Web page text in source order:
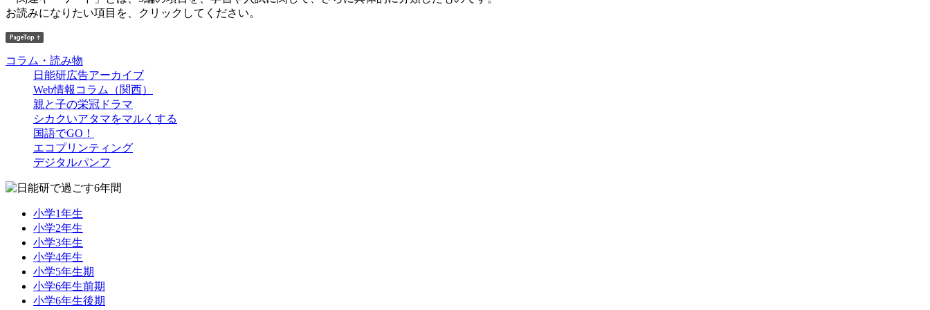
お読みになりたい項目を、クリックしてください。
コラム・読み物
日能研広告アーカイブ
Web情報コラム（関西）
親と子の栄冠ドラマ
シカクいアタマをマルくする
国語でGO！
エコプリンティング
デジタルパンフ
小学1年生
小学2年生
小学3年生
小学4年生
小学5年生期
小学6年生前期
小学6年生後期